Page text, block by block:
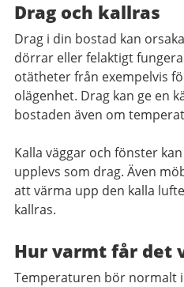
Drag och kallras
Drag i din bostad kan
dörrar eller felaktigt
otätheter från exempelvis
olägenhet. Drag kan ge en
bostaden även om
Kalla väggar och fönster
upplevs som drag. Även
att värma upp den kalla
kallras.
Hur varmt får det
Temperaturen bör normalt